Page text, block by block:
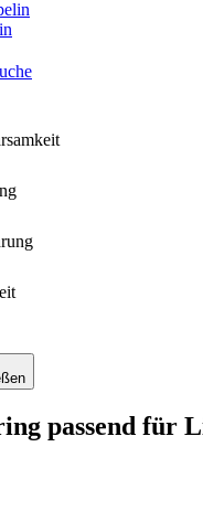
passend für